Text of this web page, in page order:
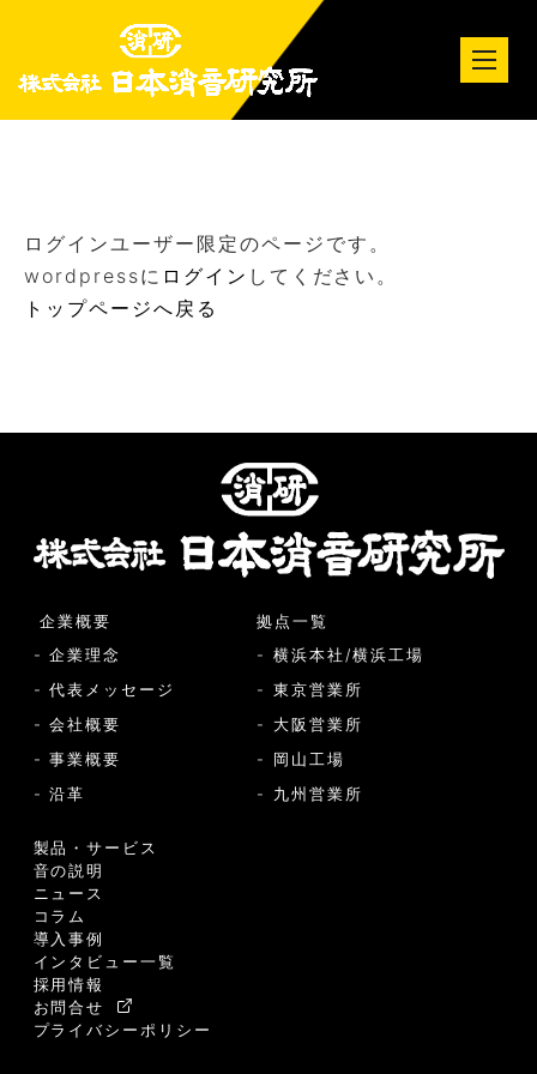
ログインユーザー限定のページです。
wordpressに ログイン してください。
トップページへ戻る
企業概要
- 企業理念
- 代表メッセージ
- 会社概要
- 事業概要
- 沿革
製品・サービス
音の説明
ニュース
コラム
導入事例
インタビュー一覧
採用情報
お問合せ
プライバシーポリシー
拠点一覧
- 横浜本社/横浜工場
- 東京営業所
- 大阪営業所
- 岡山工場
- 九州営業所